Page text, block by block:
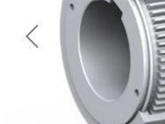
Previous